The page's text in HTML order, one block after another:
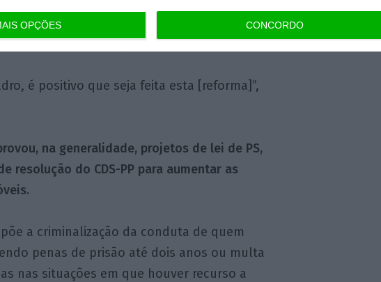
OPÇÕES CONCORDO
dos poderes das autoridades
de restituição provisória do imóvel.
é positivo que seja feita esta [reforma]”,
na generalidade, projetos de lei de PS,
resolução do CDS-PP para aumentar as
a criminalização da conduta de quem
penas de prisão até dois anos ou multa
nas situações em que houver recurso a